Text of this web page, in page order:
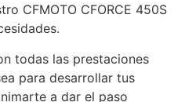
CFMOTO CFORCE 450S
todas las prestaciones
para desarrollar tus
a dar el paso